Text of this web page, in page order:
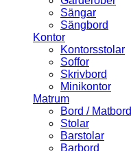
Sängar
Sängbord
Kontor
Kontorsstolar
Soffor
Skrivbord
Minikontor
Matrum
Bord / Matbord
Stolar
Barstolar
Barbord